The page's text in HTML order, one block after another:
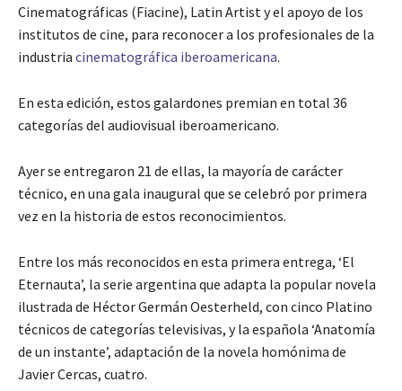
Cinematográficas (Fiacine), Latin Artist y el apoyo de los
institutos de cine, para reconocer a los profesionales de la
industria cinematográfica iberoamericana.
En esta edición, estos galardones premian en total 36
categorías del audiovisual iberoamericano.
Ayer se entregaron 21 de ellas, la mayoría de carácter
técnico, en una gala inaugural que se celebró por primera
vez en la historia de estos reconocimientos.
Entre los más reconocidos en esta primera entrega, ‘El
Eternauta’, la serie argentina que adapta la popular novela
ilustrada de Héctor Germán Oesterheld, con cinco Platino
técnicos de categorías televisivas, y la española ‘Anatomía
de un instante’, adaptación de la novela homónima de
Javier Cercas, cuatro.